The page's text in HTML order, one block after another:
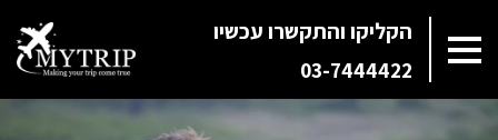
הקליקו והתקשרו עכשיו
03-7444422